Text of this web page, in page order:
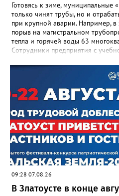
Готовясь к зиме, муниципальные
только чинят трубы, но и
при крупной аварии. Например, в
порыв на магистральном
тепла и горячей воды 63
Сотрудники предприятия с
отметили и недочёты.
несвоевременно приняли меры
“перемерзания” общей домовой
многоквартирного дома,
ресурсоснабжающей
— сообщила начальник Главного
Настенко. В следующий раз,
Госжилинспекции, службы
оперативно делиться
заинтересованными – от
потребителей.
09:28 07.08.26
В Златоусте в конце